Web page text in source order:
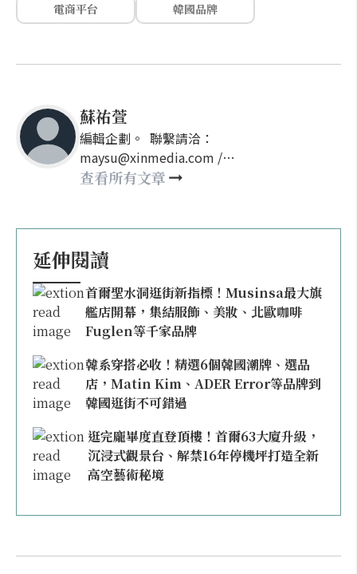
電商平台
韓國品牌
蘇祐萱
編輯企劃。 聯繫請洽：
maysu@xinmedia.com /
may860527@gmail.com
查看所有文章
延伸閱讀
首爾聖水洞逛街新指標！Musinsa最大旗
艦店開幕，集結服飾、美妝、北歐咖啡
Fuglen等千家品牌
韓系穿搭必收！精選6個韓國潮牌、選品
店，Matin Kim、ADER Error等品牌到
韓國逛街不可錯過
逛完龐畢度直登頂樓！首爾63大廈升級，
沉浸式觀景台、解禁16年停機坪打造全新
高空藝術秘境